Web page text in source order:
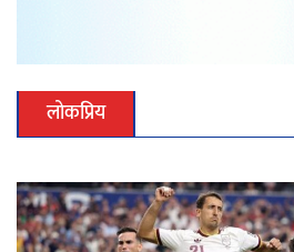
लोकप्रिय